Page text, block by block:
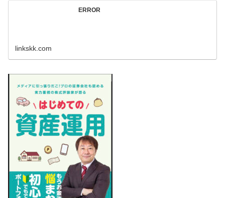
ERROR
linkskk.com